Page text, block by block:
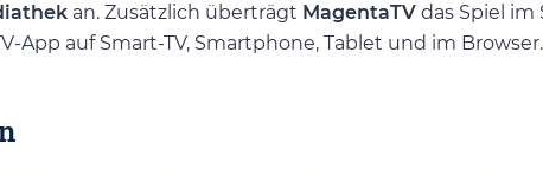
an. Zusätzlich überträgt MagentaTV das Spiel im
App auf Smart-TV, Smartphone, Tablet und im Browser.